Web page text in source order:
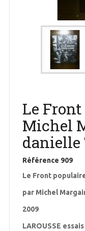
Le
Michel
Référence 909
Le Front
par Michel
2009
LAROUSSE